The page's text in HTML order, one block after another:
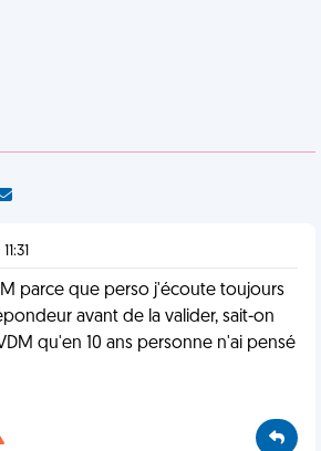
parce que perso j'écoute toujours
avant de la valider, sait-on
qu'en 10 ans personne n'ai pensé